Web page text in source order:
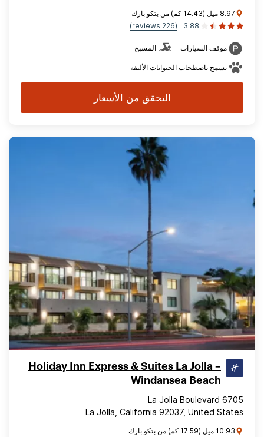
8.97 ميل (14.43 كم) من بتكو بارك
3.88
(226 reviews)
موقف السيارات المسبح
يسمح باصطحاب الحيوانات الأليفة
التحقق من الأسعار
Holiday Inn Express & Suites La Jolla –
Windansea Beach
6705 La Jolla Boulevard
La Jolla, California 92037, United States
10.93 ميل (17.59 كم) من بتكو بارك